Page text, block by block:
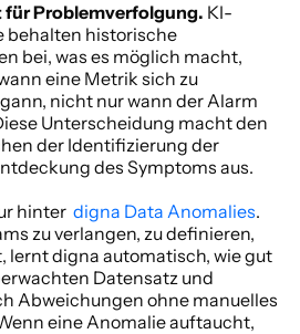
Problemverfolgung. KI-
behalten historische
bei, was es möglich macht,
eine Metrik sich zu
nicht nur wann der Alarm
Unterscheidung macht den
der Identifizierung der
des Symptoms aus.
hinter digna Data Anomalies.
zu verlangen, zu definieren,
lernt digna automatisch, wie gut
Datensatz und
Abweichungen ohne manuelles
eine Anomalie auftaucht,